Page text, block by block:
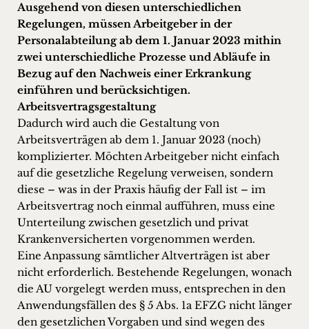
Ausgehend von diesen unterschiedlichen
Regelungen, müssen Arbeitgeber in der
Personalabteilung ab dem 1. Januar 2023 mithin
zwei unterschiedliche Prozesse und Abläufe in
Bezug auf den Nachweis einer Erkrankung
einführen und berücksichtigen.
Arbeitsvertragsgestaltung
Dadurch wird auch die Gestaltung von
Arbeitsverträgen ab dem 1. Januar 2023 (noch)
komplizierter. Möchten Arbeitgeber nicht einfach
auf die gesetzliche Regelung verweisen, sondern
diese – was in der Praxis häufig der Fall ist – im
Arbeitsvertrag noch einmal aufführen, muss eine
Unterteilung zwischen gesetzlich und privat
Krankenversicherten vorgenommen werden.
Eine Anpassung sämtlicher Altverträgen ist aber
nicht erforderlich. Bestehende Regelungen, wonach
die AU vorgelegt werden muss, entsprechen in den
Anwendungsfällen des § 5 Abs. 1a EFZG nicht länger
den gesetzlichen Vorgaben und sind wegen des